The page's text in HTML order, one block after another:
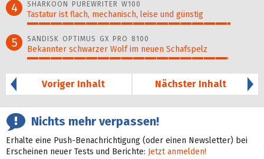
4 SHARKOON PUREWRITER W100
Tastatur ist flach, mechanisch, leise und günstig
88%
5 SANDISK OPTIMUS GX PRO 8100
Bekannter schwarzer Wolf im neuen Schafspelz
87%
Voriger Inhalt
Nächster Inhalt
Nichts mehr verpassen!
Erhalte eine Push-Benachrichtigung (oder einen Newsletter) bei
Erscheinen neuer Tests und Berichte: Jetzt anmelden!